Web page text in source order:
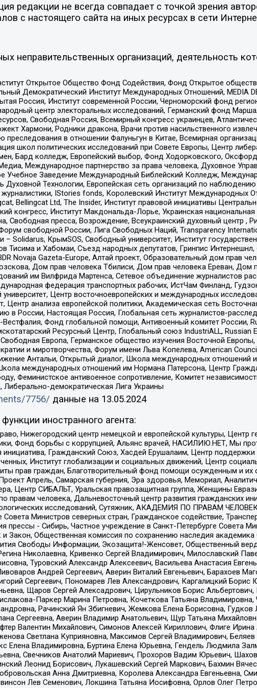
редакции не всегда совпадает с точкой зрения
с настоящего сайта на иных ресурсах в сети
неправительственных организаций, деятельность
Открытое Общество Фонд Содействия, Фонд Открытое
Демократический Институт Международных Отношений, MEDIA
Россия, Институт современной России, Черноморский фонд
центр электоральных исследований, Германский фонд
Свободная Россия, Всемирный конгресс украинцев,
Хармони, Родники дракона, Врачи против насильственного
преследования в отношении Фалуньгун в Китае, Всемирная
школ политических исследований при Совете Европы, Центр
Бард колледж, Европейский выбор, Фонд Ходорковского,
Международное партнерство за права человека, Духовное
Учебное Заведение Международный Библейский Колледж,
Духовной Технологии, Европейская сеть организаций по
IStories fonds, Королевский Институт
Bellingcat Ltd, The Insider, Институт правовой инициативы
конгресс, Институт Макдональда-Лорье, Украинская
пресса, Возрождение, Всеукраинский духовный центр ,
свободной России, Лига Свободных Наций, Transparеncy
Solidarus, КрымSOS, Свободный университет, Институт
Тисима и Хабомаи, Съезд народных депутатов, Гринпис
Novaja Gazeta-Europe, Алтай проект, Образовательный дом прав
Дом прав человека Тбилиси, Дом прав человека Ереван, Дом
им Вилфрида Мартенса, Сетевое объединение журналистов
федерация транспортных рабочих, ИстЧам Финланд,
Центр восточноевропейских и международных
Центр анализа европейской политики, Академическая сеть
в России, Настоящая Россия, Глобальная сеть журналистов-
Фонд глобальной помощи, Антивоенный комитет России,
Ресурсный Центр, Глобальный союз IndustriALL, Russian
Европа, Германское общество изучения Восточной
и миротворчества, Форум имени Льва Копелева, American
Антальи, Открытый диалог, Школа международных отношений
международных отношений им Нормана Патерсона, Центр
Феминистское антивоенное сопротивление, Комитет
демократическая Лига Украины
7756/ данные на 13.05.2024
иностранного агента:
Нижегородский центр немецкой и европейской культуры, Центр
Фонд борьбы с коррупцией, Альянс врачей, НАСИЛИЮ.НЕТ, Мы
Гражданский Союз, Хасдей Ерушалаим, Центр
Институт глобализации и социальных движений, Центр
прав граждан, Благотворительный фонд помощи осужденным и их
Апрель, Самарская губерния, Эра здоровья, Мемориал,
Центр СИБАЛЬТ, Уральская правозащитная группа, Женщины
правам человека, Дальневосточный центр развития гражданских
исследований, Сутяжник, АКАДЕМИЯ ПО ПРАВАМ
Совета Министров северных стран, Гражданское содействие,
прессы - Сибирь, Частное учреждение в Санкт-Петербурге Совета
Закон, Общественная комиссия по сохранению наследия
Свободы Информации, Экозащита!-Женсовет, Общественный
Николаевна, Кривенко Сергей Владимирович, Милославский
Туровский Александр Алексеевич, Васильева Анастасия
Андрей Сергеевич, Аверин Виталий Евгеньевич, Барахоев
Сергеевич, Пономарев Лев Александрович, Каргалицкий Борис
Щаров Сергей Алексадрович, Цирульников Борис
Паркер Марина Петровна, Кочеткова Татьяна Владимировна,
Рачинский Ян Збигневич, Жемкова Елена Борисовна,
Сергеевна, Аверин Владимир Анатольевич, Щур Татьяна
Валентин Михайлович, Симонов Алексей Кириллович, Флиге
Светлана Куприяновна, Максимов Сергей Владимирович,
Елена Владимировна, Буртина Елена Юрьевна, Гендель Людмила
Свечников Анатолий Мариевич, Прохоров Вадим Юрьевич,
Леонид Борисович, Лукашевский Сергей Маркович, Бахмин
Анна Дмитриевна, Королева Александра Евгеньевна,
Лев Семенович, Локшина Татьяна Иосифовна, Орлов Олег